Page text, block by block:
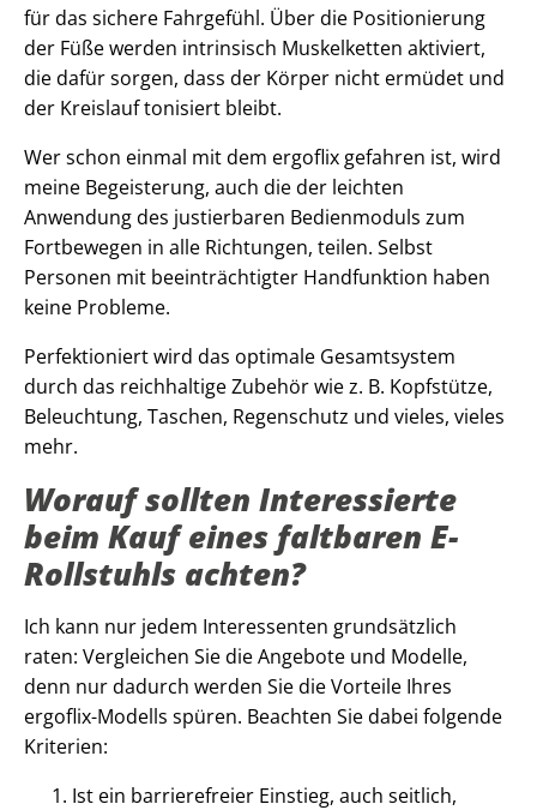
für das sichere Fahrgefühl. Über die Positionierung
der Füße werden intrinsisch Muskelketten aktiviert,
die dafür sorgen, dass der Körper nicht ermüdet und
der Kreislauf tonisiert bleibt.
Wer schon einmal mit dem ergoflix gefahren ist, wird
meine Begeisterung, auch die der leichten
Anwendung des justierbaren Bedienmoduls zum
Fortbewegen in alle Richtungen, teilen. Selbst
Personen mit beeinträchtigter Handfunktion haben
keine Probleme.
Perfektioniert wird das optimale Gesamtsystem
durch das reichhaltige Zubehör wie z. B. Kopfstütze,
Beleuchtung, Taschen, Regenschutz und vieles, vieles
mehr.
Worauf sollten Interessierte
beim Kauf eines faltbaren E-
Rollstuhls achten?
Ich kann nur jedem Interessenten grundsätzlich
raten: Vergleichen Sie die Angebote und Modelle,
denn nur dadurch werden Sie die Vorteile Ihres
ergoflix-Modells spüren. Beachten Sie dabei folgende
Kriterien:
Ist ein barrierefreier Einstieg, auch seitlich,